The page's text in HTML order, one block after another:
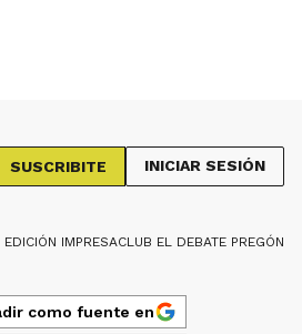
SUSCRIBITE INICIAR SESIÓN
EDICIÓN IMPRESACLUB EL DEBATE PREGÓN
como fuente en